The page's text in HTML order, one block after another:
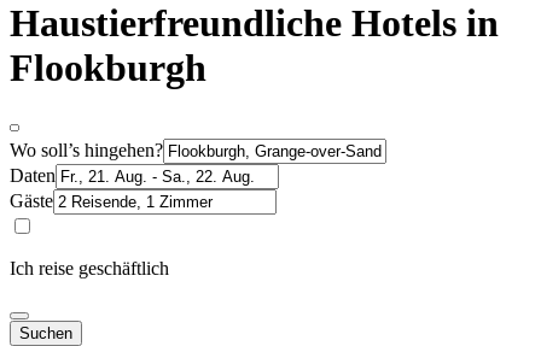
Haustierfreundliche Hotels in
Flookburgh
Wo soll’s hingehen?
Daten
Gäste
Ich reise geschäftlich
Suchen